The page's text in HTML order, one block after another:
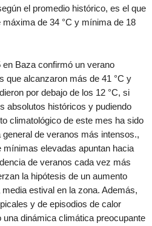
el promedio histórico, es el que
de 34 °C y mínima de 18
Baza confirmó un verano
que alcanzaron más de 41 °C y
por debajo de los 12 °C, si
absolutos históricos y pudiendo
climatológico de este mes ha sido
de veranos más intensos.,
elevadas apuntan hacia
de veranos cada vez más
la hipótesis de un aumento
estival en la zona. Además,
y de episodios de calor
dinámica climática preocupante